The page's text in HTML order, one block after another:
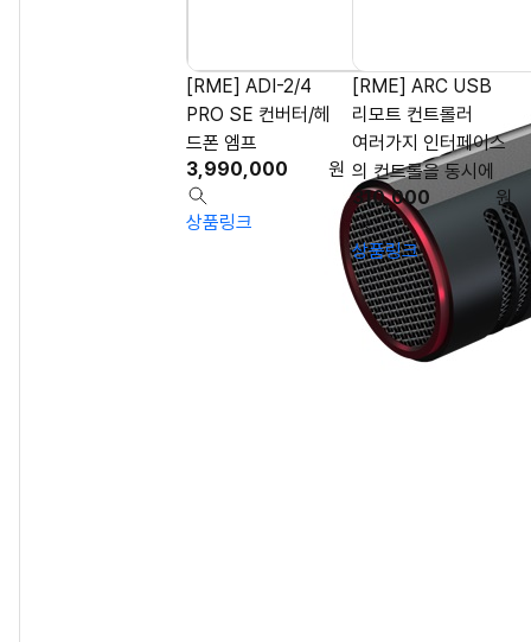
[RME] ADI-2/4
PRO SE 컨버터/헤
드폰 엠프
3,990,000
원
상품링크
[RME] ARC USB
리모트 컨트롤러
여러가지 인터페이스
의 컨트롤을 동시에
310,000
원
상품링크